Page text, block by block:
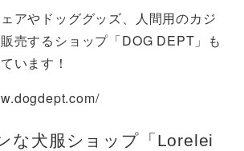
アやドッググッズ、人間用のカジ
売するショップ「DOG DEPT」も
います！
な犬服ショップ「Lorelei